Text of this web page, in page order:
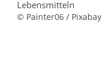
© Painter06 / Pixabay